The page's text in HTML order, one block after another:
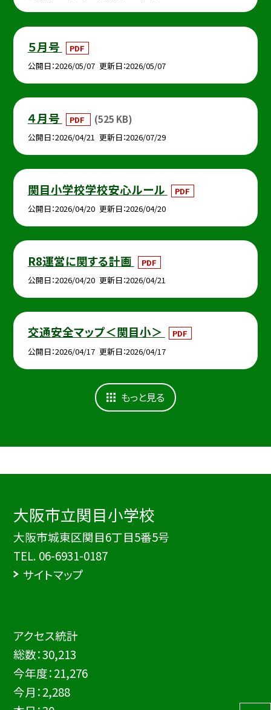
５月号
PDF
公開日 2026/05/07 更新日 2026/05/07
４月号 PDF (525 KB)
公開日 2026/04/21 更新日 2026/07/29
関目小学校学校安心ルール
PDF
公開日 2026/04/20 更新日 2026/04/20
R8運営に関する計画
PDF
公開日 2026/04/20 更新日 2026/04/21
交通安全マップ＜関目小＞
PDF
公開日 2026/04/17 更新日 2026/04/17
もっと見る
大阪市立関目小学校
大阪市城東区関目6丁目5番5号
TEL. 06-6931-0187
サイトマップ
アクセス統計
総数：30,213
今年度：21,276
今月：2,288